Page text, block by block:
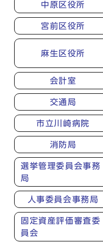
中原区役所
宮前区役所
麻生区役所
会計室
交通局
市立川崎病院
消防局
選挙管理委員会事務
局
人事委員会事務局
固定資産評価審査委
員会